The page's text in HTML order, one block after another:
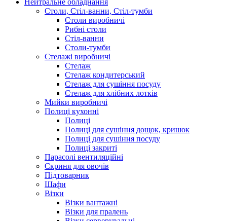
Столи, Стіл-ванни, Стіл-тумби
Столи виробничі
Рибні столи
Стіл-ванни
Столи-тумби
Стелажі виробничі
Стелаж
Стелаж кондитерський
Стелаж для сушіння посуду
Стелаж для хлібних лотків
Мийки виробничі
Полиці кухонні
Полиці
Полиці для сушіння дощок, кришок
Полиці для сушіння посуду
Полиці закриті
Парасолі вентиляційні
Скриня для овочів
Підтоварник
Шафи
Візки
Візки вантажні
Візки для пралень